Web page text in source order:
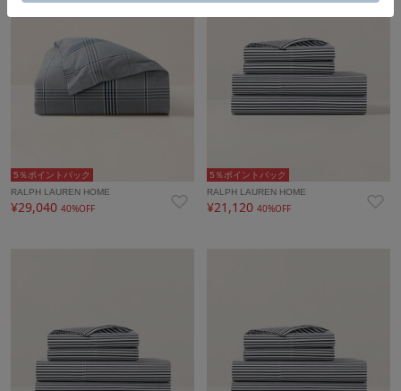
5％ポイントバック
RALPH LAUREN HOME
¥29,040 40%OFF
5％ポイントバック
RALPH LAUREN HOME
¥21,12040%OFF